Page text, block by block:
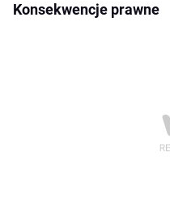
Konsekwencje prawne